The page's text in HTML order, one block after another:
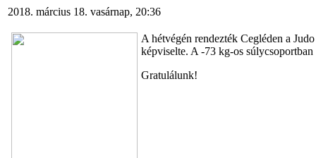
2018. március 18. vasárnap, 20:36
A hétvégén rendezték Cegléden a
képviselte. A -73 kg-os
Gratulálunk!